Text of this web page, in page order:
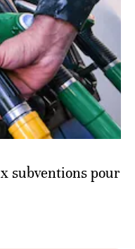
subventions pour